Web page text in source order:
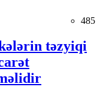
485
təzyiqi